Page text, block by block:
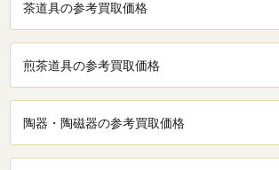
茶道具の参考買取価格
煎茶道具の参考買取価格
陶器・陶磁器の参考買取価格